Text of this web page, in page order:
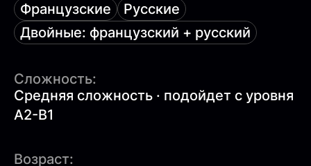
Французские
Русские
Двойные: французский + русский
Сложность:
Средняя сложность · подойдет с уровня
A2-B1
Возраст: